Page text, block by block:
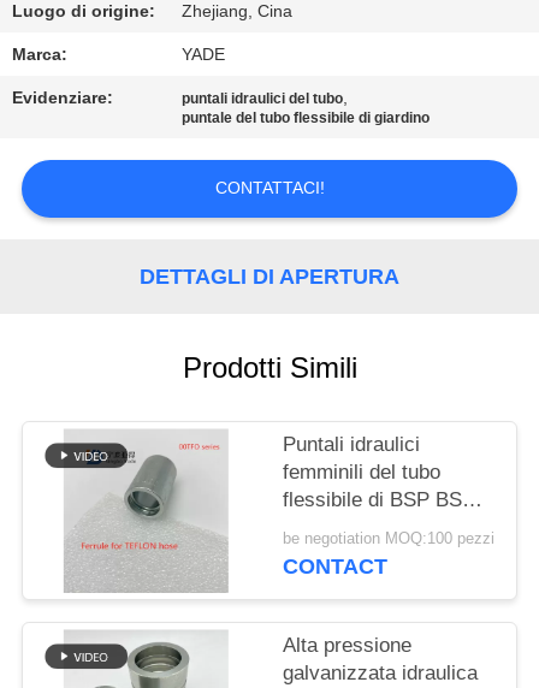
CONTROLLO
DI
QUALITÀ
CONTATTICI
DEL
SITO
PRIVACY
POLICY
Luogo di origine: Zhejiang, Cina
Marca: YADE
Evidenziare: puntali idraulici del tubo,
puntale del tubo flessibile di giardino
CONTATTACI!
DETTAGLI DI APERTURA
Prodotti Simili
Puntali idraulici
femminili del tubo
flessibile di BSP BSPT
JIC ORFS che
collegano acciaio
be negotiation MOQ:100 pezzi
CONTACT
Alta pressione
galvanizzata idraulica